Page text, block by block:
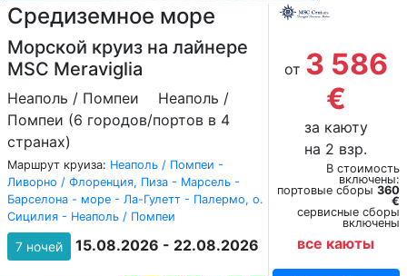
Средиземное море
Морской круиз на лайнере
MSC Meraviglia
Неаполь / Помпеи
Неаполь /
Помпеи (6 городов/портов в 4
странах)
Маршрут круиза: Неаполь / Помпеи -
Ливорно / Флоренция, Пиза - Марсель -
Барселона - море - Ла-Гулетт - Палермо, о.
Сицилия - Неаполь / Помпеи
7 ночей 15.08.2026 - 22.08.2026
от 3 586
€
за каюту
на 2 взр.
В стоимость
включены:
портовые сборы 360
€
сервисные сборы
включены
все каюты